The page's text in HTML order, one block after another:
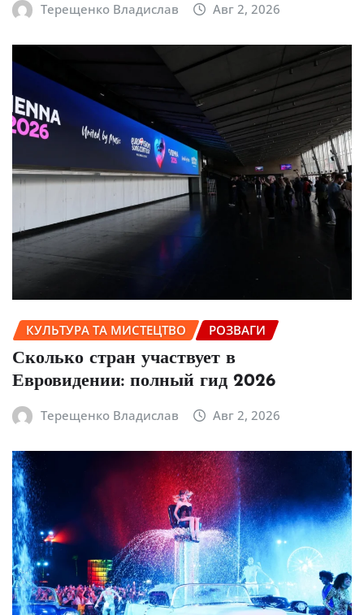
Терещенко Владислав Авг 2, 2026
КУЛЬТУРА ТА МИСТЕЦТВО РОЗВАГИ
Сколько стран участвует в
Евровидении: полный гид 2026
Терещенко Владислав Авг 2, 2026